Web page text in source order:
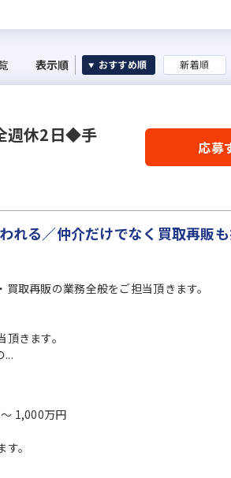
表示順 おすすめ順 新着順
週休2日◆手
応募
る／仲介だけでなく買取再販も
取再販の業務全般をご担当頂きます。
きます。
...
1,000万円
。